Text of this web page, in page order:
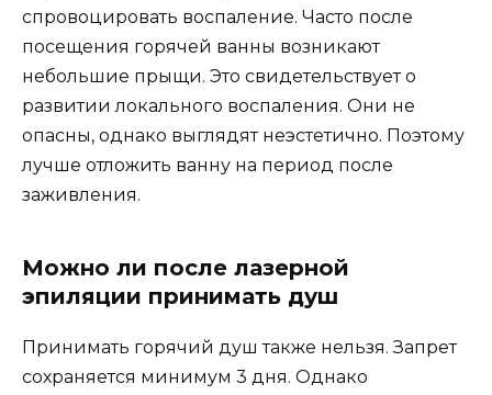
спровоцировать воспаление. Часто после
посещения горячей ванны возникают
небольшие прыщи. Это свидетельствует о
развитии локального воспаления. Они не
опасны, однако выглядят неэстетично. Поэтому
лучше отложить ванну на период после
заживления.
Можно ли после лазерной
эпиляции принимать душ
Принимать горячий душ также нельзя. Запрет
сохраняется минимум 3 дня. Однако